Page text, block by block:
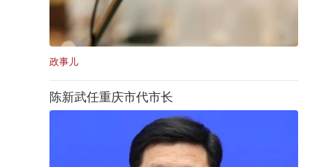
政事儿
陈新武任重庆市代市长